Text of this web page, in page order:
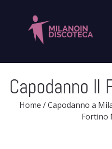
Capodanno Il
Home / Capodanno a
Fortino